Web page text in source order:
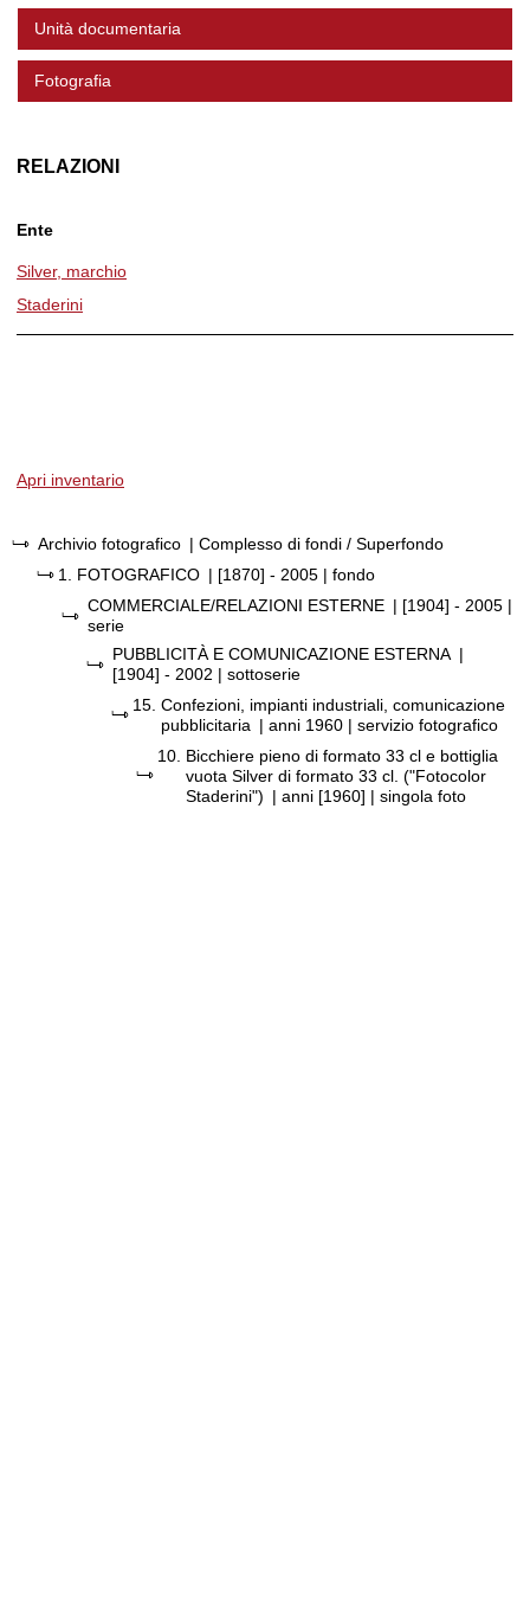
Unità documentaria
Fotografia
RELAZIONI
Ente
Silver, marchio
Staderini
Apri inventario
Archivio fotografico | Complesso di fondi / Superfondo
1.
FOTOGRAFICO | [1870] - 2005 | fondo
COMMERCIALE/RELAZIONI ESTERNE | [1904] - 2005 |
serie
PUBBLICITÀ E COMUNICAZIONE ESTERNA |
[1904] - 2002 | sottoserie
15. Confezioni, impianti industriali, comunicazione
pubblicitaria | anni 1960 | servizio fotografico
10. Bicchiere pieno di formato 33 cl e bottiglia
vuota Silver di formato 33 cl. ("Fotocolor
Staderini") | anni [1960] | singola foto